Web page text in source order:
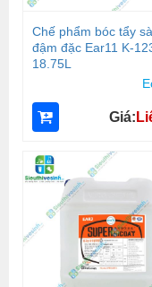
Chế phẩm bóc tẩy
đậm đặc Ear11 K-
18.75L
Giá: